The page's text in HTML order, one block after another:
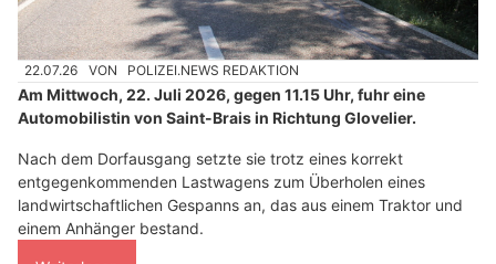
22.07.26 VON POLIZEI.NEWS REDAKTION
Am Mittwoch, 22. Juli 2026, gegen 11.15 Uhr, fuhr eine
Automobilistin von Saint-Brais in Richtung Glovelier.
Nach dem Dorfausgang setzte sie trotz eines korrekt
entgegenkommenden Lastwagens zum Überholen eines
landwirtschaftlichen Gespanns an, das aus einem Traktor und
einem Anhänger bestand.